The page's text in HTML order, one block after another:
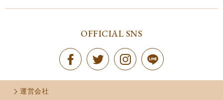
OFFICIAL SNS
運営会社